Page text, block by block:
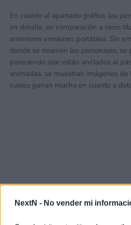
NextN - No vender mi
En cuanto al apartado gráfico, los
en detalle, en comparación a otros
anteriores versiones portátiles. Sin
donde se mueven los personajes, se
pareciendo que están anclados al
animadas, se muestran imágenes
cuales ganan mucho en cuanto a